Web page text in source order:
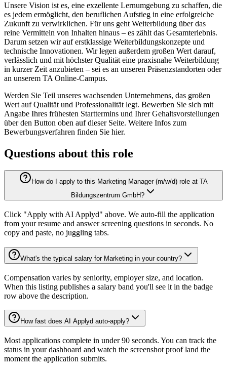
Unsere Vision ist es, eine exzellente Lernumgebung zu schaffen, die
es jedem ermöglicht, den beruflichen Aufstieg in eine erfolgreiche
Zukunft zu verwirklichen. Für uns geht Weiterbildung über das
reine Vermitteln von Inhalten hinaus – es zählt das Gesamterlebnis.
Darum setzen wir auf erstklassige Weiterbildungskonzepte und
technische Innovationen. Wir legen außerdem großen Wert darauf,
verlässlich und mit höchster Qualität eine praxisnahe Weiterbildung
in kurzer Zeit anzubieten – sei es an unseren Präsenzstandorten oder
an unserem TA Online-Campus.
Werden Sie Teil unseres wachsenden Unternehmens, das großen
Wert auf Qualität und Professionalität legt. Bewerben Sie sich mit
Angabe Ihres frühesten Starttermins und Ihrer Gehaltsvorstellungen
über den Button oben auf dieser Seite. Weitere Infos zum
Bewerbungsverfahren finden Sie hier.
Questions about this role
How do I apply to this Marketing Manager (m/w/d) role at TA
Bildungszentrum GmbH?
Click "Apply with AI Applyd" above. We auto-fill the application
from your resume and answer screening questions in seconds. No
copy and paste, no juggling tabs.
What's the typical salary for Marketing in your country?
Compensation varies by seniority, employer size, and location.
When this listing publishes a salary band you'll see it in the badge
row above the description.
How fast does AI Applyd auto-apply?
Most applications complete in under 90 seconds. You can track the
status in your dashboard and watch the screenshot proof land the
moment the application submits.